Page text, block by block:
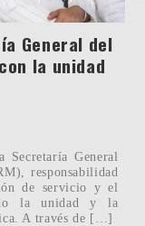
General del
la unidad
Secretaría General
responsabilidad
de servicio y el
la unidad y la
A través de […]